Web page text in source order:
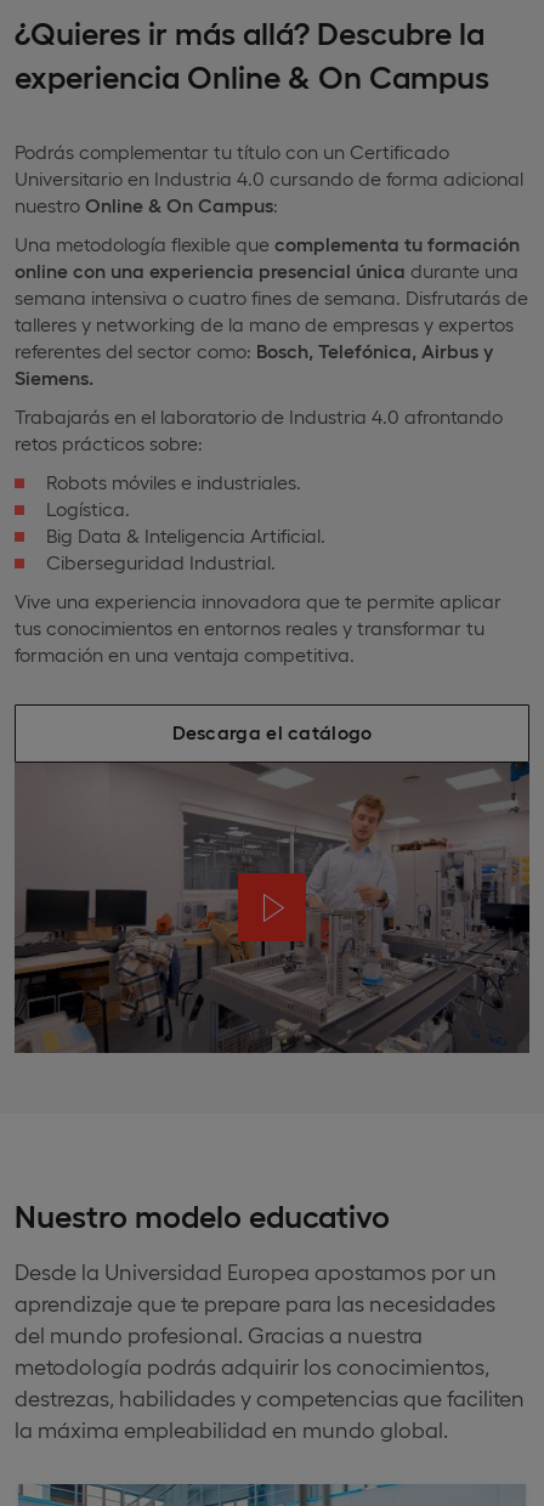
¿Quieres ir más allá? Descubre la
experiencia Online & On Campus
Podrás complementar tu título con un Certificado
Universitario en Industria 4.0 cursando de forma adicional
nuestro Online & On Campus:
Una metodología flexible que complementa tu formación
online con una experiencia presencial única durante una
semana intensiva o cuatro fines de semana. Disfrutarás de
talleres y networking de la mano de empresas y expertos
referentes del sector como: Bosch, Telefónica, Airbus y
Siemens.
Trabajarás en el laboratorio de Industria 4.0 afrontando
retos prácticos sobre:
Robots móviles e industriales.
Logística.
Big Data & Inteligencia Artificial.
Ciberseguridad Industrial.
Vive una experiencia innovadora que te permite aplicar
tus conocimientos en entornos reales y transformar tu
formación en una ventaja competitiva.
Descarga el catálogo
Nuestro modelo educativo
Desde la Universidad Europea apostamos por un
aprendizaje que te prepare para las necesidades
del mundo profesional. Gracias a nuestra
metodología podrás adquirir los conocimientos,
destrezas, habilidades y competencias que faciliten
la máxima empleabilidad en mundo global.